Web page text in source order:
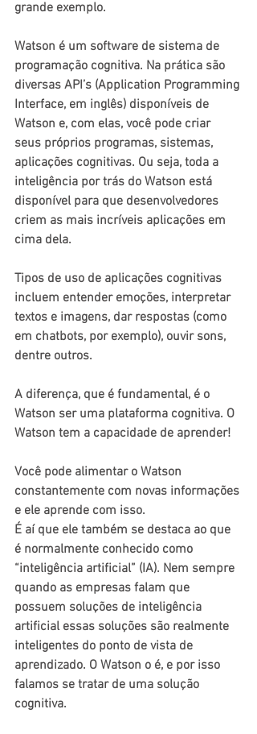
grande exemplo.
Watson é um software de sistema de
programação cognitiva. Na prática são
diversas API’s (Application Programming
Interface, em inglês) disponíveis de
Watson e, com elas, você pode criar
seus próprios programas, sistemas,
aplicações cognitivas. Ou seja, toda a
inteligência por trás do Watson está
disponível para que desenvolvedores
criem as mais incríveis aplicações em
cima dela.
Tipos de uso de aplicações cognitivas
incluem entender emoções, interpretar
textos e imagens, dar respostas (como
em chatbots, por exemplo), ouvir sons,
dentre outros.
A diferença, que é fundamental, é o
Watson ser uma plataforma cognitiva. O
Watson tem a capacidade de aprender!
Você pode alimentar o Watson
constantemente com novas informações
e ele aprende com isso.
É aí que ele também se destaca ao que
é normalmente conhecido como
“inteligência artificial” (IA). Nem sempre
quando as empresas falam que
possuem soluções de inteligência
artificial essas soluções são realmente
inteligentes do ponto de vista de
aprendizado. O Watson o é, e por isso
falamos se tratar de uma solução
cognitiva.